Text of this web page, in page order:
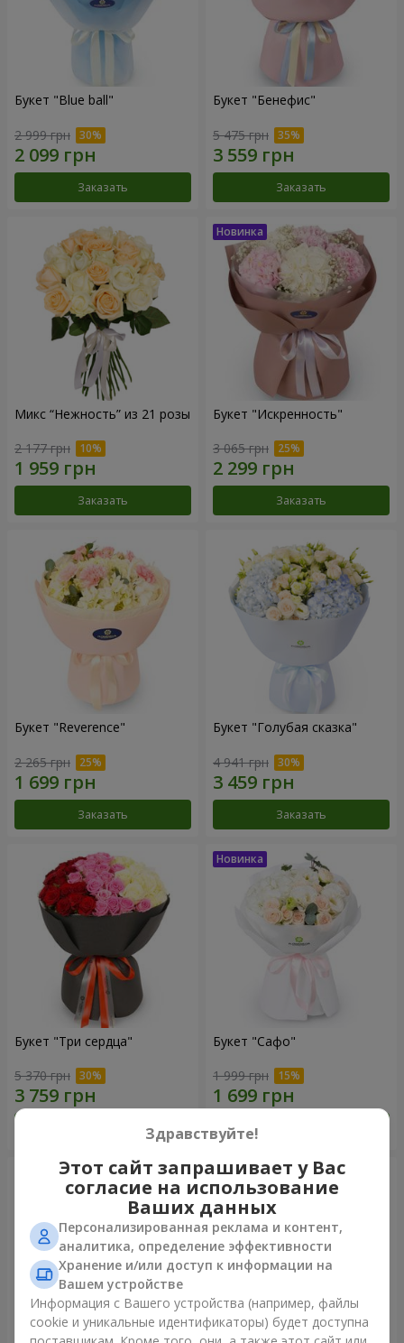
Букет "Blue ball"
2 999 грн
Заказать
Букет "Бенефис"
5 475 грн
Заказать
Микс “Нежность” из 21 розы
2 177 грн
Заказать
Букет "Искренность"
3 065 грн
Заказать
Букет "Reverence"
2 265 грн
Заказать
Букет "Голубая сказка"
4 941 грн
Заказать
Букет "Три сердца"
5 370 грн
Букет "Сафо"
1 999 грн
Здравствуйте!
Этот сайт запрашивает у Вас
согласие на использование
Ваших данных
Персонализированная реклама и контент,
аналитика, определение эффективности
Хранение и/или доступ к информации на
Вашем устройстве
Информация с Вашего устройства (например, файлы
cookie и уникальные идентификаторы) будет доступна